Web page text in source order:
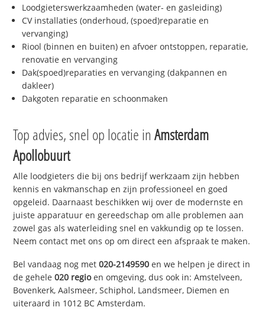
Loodgieterswerkzaamheden (water- en gasleiding)
CV installaties (onderhoud, (spoed)reparatie en
vervanging)
Riool (binnen en buiten) en afvoer ontstoppen, reparatie,
renovatie en vervanging
Dak(spoed)reparaties en vervanging (dakpannen en
dakleer)
Dakgoten reparatie en schoonmaken
Top advies, snel op locatie inAmsterdam
Apollobuurt
Alle loodgieters die bij ons bedrijf werkzaam zijn hebben
kennis en vakmanschap en zijn professioneel en goed
opgeleid. Daarnaast beschikken wij over de modernste en
juiste apparatuur en gereedschap om alle problemen aan
zowel gas als waterleiding snel en vakkundig op te lossen.
Neem contact met ons op om direct een afspraak te maken.
Bel vandaag nog met020-2149590 en we helpen je direct in
de gehele020 regioen omgeving, dus ook in: Amstelveen,
Bovenkerk, Aalsmeer, Schiphol, Landsmeer, Diemen en
uiteraard in 1012 BC Amsterdam.